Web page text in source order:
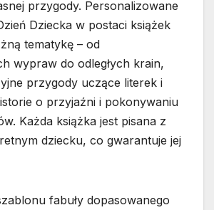
przygody. Personalizowane
Dziecka w postaci książek
tematykę – od
wypraw do odległych krain,
przygody uczące literek i
o przyjaźni i pokonywaniu
Każda książka jest pisana z
dziecku, co gwarantuje jej
fabuły dopasowanego